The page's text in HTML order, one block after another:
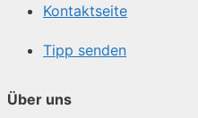
Kontaktseite
Tipp senden
Über uns